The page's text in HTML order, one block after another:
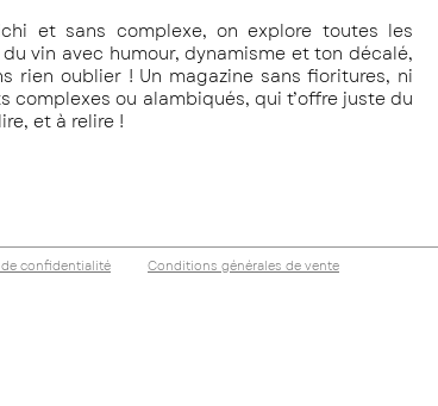
et sans complexe, on explore toutes les
vin avec humour, dynamisme et ton décalé,
rien oublier ! Un magazine sans fioritures, ni
complexes ou alambiqués, qui t’offre juste du
et à relire !
confidentialité Conditions générales de vente